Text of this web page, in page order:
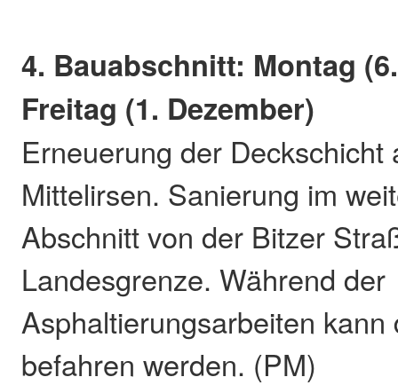
4. Bauabschnitt: Montag
Freitag (1. Dezember)
Erneuerung der Deckschicht
Mittelirsen. Sanierung im
Abschnitt von der Bitzer
Landesgrenze. Während der
Asphaltierungsarbeiten
befahren werden. (PM)